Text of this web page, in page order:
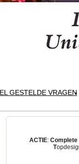
GESTELDE VRAGEN
ACTIE: Complete
T